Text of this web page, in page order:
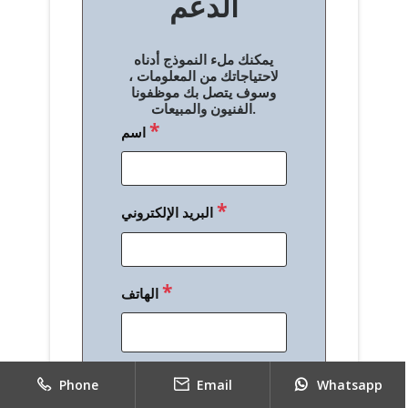
يمكنك ملء النموذج أدناه
لاحتياجاتك من المعلومات ،
وسوف يتصل بك موظفونا
الفنيون والمبيعات.
اسم*
البريد الإلكتروني*
الهاتف*
Phone Email Whatsapp